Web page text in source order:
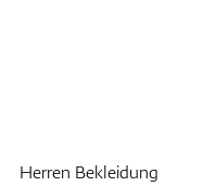
Herren Bekleidung